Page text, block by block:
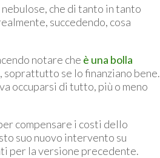
che di tanto in tanto
succedendo, cosa
notare che è una bolla
se lo finanziano bene.
occuparsi di tutto, più o meno
compensare i costi dello
suo nuovo intervento su
per la versione precedente.